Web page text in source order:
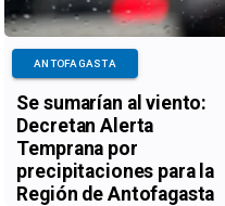
Se sumarían al viento:
Decretan Alerta
Temprana por
precipitaciones para la
Región de Antofagasta
ANTOFAGASTA